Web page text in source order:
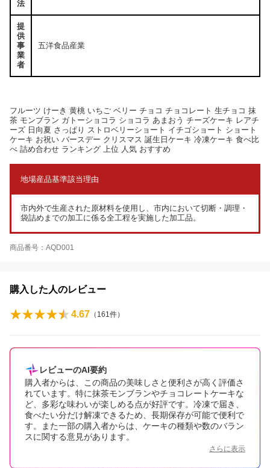
法
提
供
事
業
者
五洋食品産業
フルーツ けーき 黄桃 いちご ベリー チョコ チョコレート 生チョコ 抹
茶 モンブラン ガトーショコラ ショコラ あまおう チーズケーキ レアチ
ーズ 日向夏 さっぱり ストロベリーショート イチゴショート ショート
ケーキ お祝い バースデー クリスマス 誕生日ケーキ 冷凍ケーキ 食べ比
べ 詰め合わせ ランキング 上位 人気 おすすめ
地場産品基準該当理由
市内外で生産された原材料を使用し、市内において切断・調理・
袋詰めまでの加工に係る全工程を実施した加工品。
商品番号：AQD001
購入した人のレビュー
4.67 （ 161 件）
レビューのAI要約
購入者からは、この商品の美味しさと便利さが高く評価さ
れています。特に抹茶モンブランやチョコレートケーキな
ど、多彩な味わいが楽しめる点が好評です。冷凍で届き、
食べたい分だけ解凍できるため、長期保存が可能で便利で
す。また一部の購入者からは、ケーキの種類や数のバラン
スに関する意見があります。
さらに表示